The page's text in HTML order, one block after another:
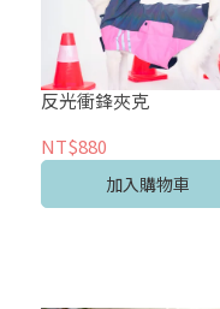
反光衝鋒夾克
NT$880
加入購物車